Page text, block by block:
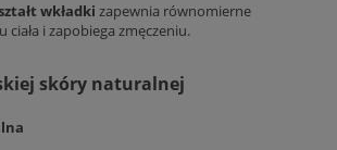
wkładki zapewnia równomierne
ciała i zapobiega zmęczeniu.
skóry naturalnej